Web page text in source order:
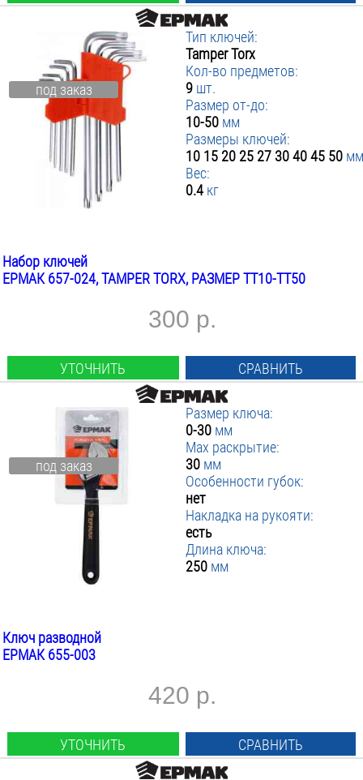
под заказ
Тип ключей:
Tamper Torx
Кол-во предметов:
9 шт.
Размер от-до:
10-50 мм
Размеры ключей:
10 15 20 25 27 30 40 45 50
Вес:
0.4 кг
Набор ключей
ЕРМАК 657-024, TAMPER TORX, РАЗМЕР TT10-TT50
300 р.
УТОЧНИТЬ СРАВНИТЬ
под заказ
Размер ключа:
0-30 мм
Max раскрытие:
30 мм
Особенности губок:
нет
Накладка на рукояти:
есть
Длина ключа:
250 мм
Ключ разводной
ЕРМАК 655-003
420 р.
УТОЧНИТЬ СРАВНИТЬ